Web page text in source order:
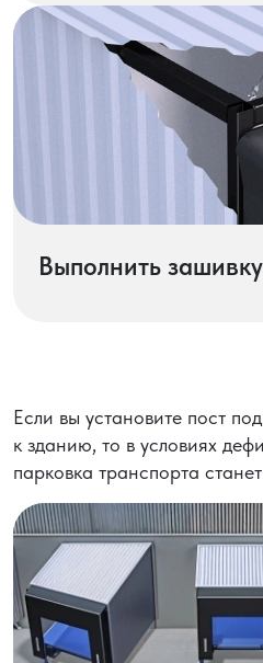
Выполнить
Если вы установите пост
к зданию, то в условиях
парковка транспорта